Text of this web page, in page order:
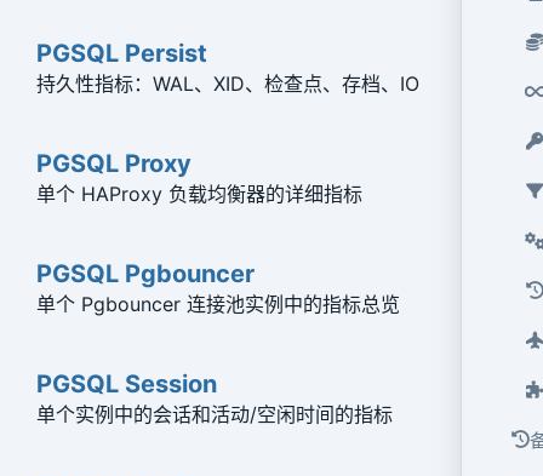
PGSQL Persist
持久性指标：WAL、XID、检查点、存档、IO
PGSQL Proxy
单个 HAProxy 负载均衡器的详细指标
PGSQL Pgbouncer
单个 Pgbouncer 连接池实例中的指标总览
PGSQL Session
单个实例中的会话和活动/空闲时间的指标